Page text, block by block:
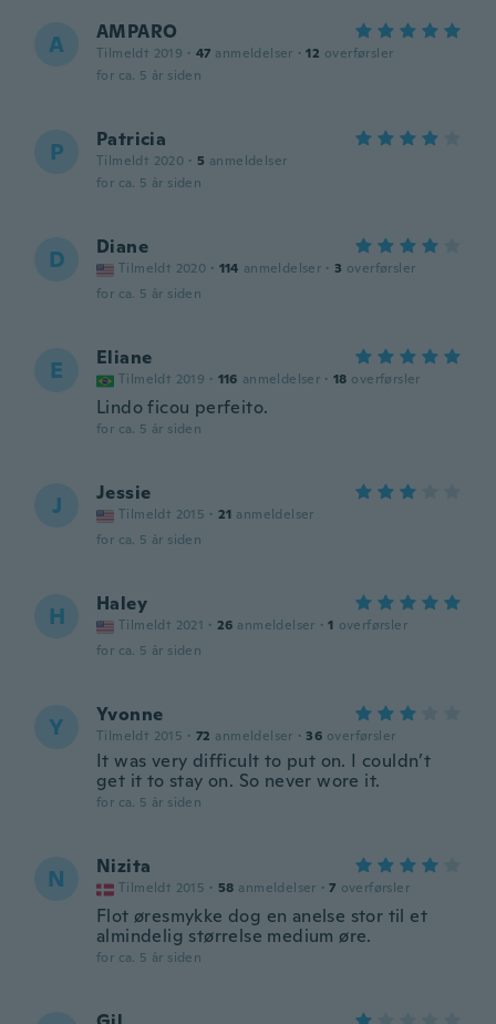
A AMPARO
Tilmeldt 2019 · 47 anmeldelser · 12 overførsler
for ca. 5 år siden
P Patricia
Tilmeldt 2020 · 5 anmeldelser
for ca. 5 år siden
D Diane
Tilmeldt 2020 · 114 anmeldelser · 3 overførsler
for ca. 5 år siden
E Eliane
Tilmeldt 2019 · 116 anmeldelser · 18 overførsler
Lindo ficou perfeito.
for ca. 5 år siden
J Jessie
Tilmeldt 2015 · 21 anmeldelser
for ca. 5 år siden
H Haley
Tilmeldt 2021 · 26 anmeldelser · 1 overførsler
for ca. 5 år siden
Y Yvonne
Tilmeldt 2015 · 72 anmeldelser · 36 overførsler
It was very difficult to put on. I couldn’t
get it to stay on. So never wore it.
for ca. 5 år siden
N Nizita
Tilmeldt 2015 · 58 anmeldelser · 7 overførsler
Flot øresmykke dog en anelse stor til et
almindelig størrelse medium øre.
for ca. 5 år siden